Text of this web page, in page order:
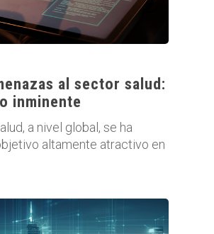
al sector salud:
inminente
a nivel global, se ha
altamente atractivo en